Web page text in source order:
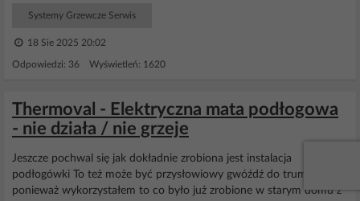
Systemy Grzewcze Serwis
18 Sie 2025 20:02
Odpowiedzi: 36 Wyświetleń: 1620
Thermoval - Elektryczna mata podłogowa
- nie działa / nie grzeje
Jeszcze pochwal się jak dokładnie zrobiona jest instalacja
podłogówki To też może być przysłowiowy gwóźdź do trumny
ponieważ wykorzystałem to co było już zrobione w starym domu z